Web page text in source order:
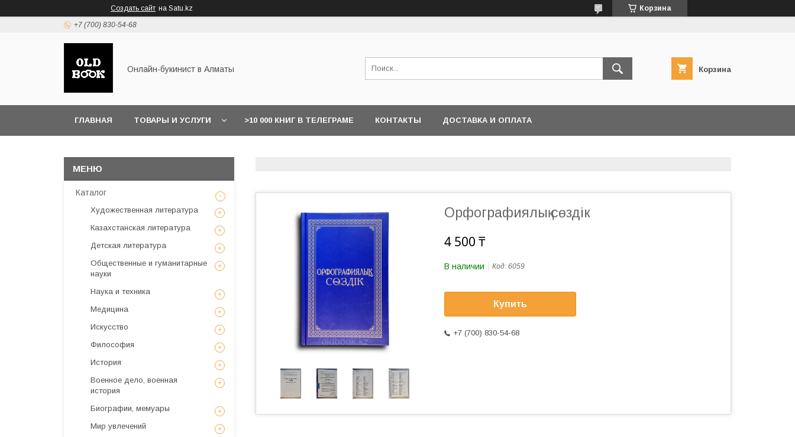
Создать сайт на Satu.kz Корзина
+7 (700) 830-54-68
Онлайн-букинист в Алматы Корзина
ГЛАВНАЯ ТОВАРЫ И УСЛУГИ >10 000 КНИГ В ТЕЛЕГРАМЕ КОНТАКТЫ ДОСТАВКА И ОПЛАТА
Орфографиялық сөздік
4 500 ₸
В наличии Код: 6059
Купить
+7 (700) 830-54-68
Каталог
Художественная литература
Казахстанская литература
Детская литература
Общественные и гуманитарные
науки
Наука и техника
Медицина
Искусствo
Философия
История
Военное дело, военная
история
Биографии, мемуары
Мир увлечений